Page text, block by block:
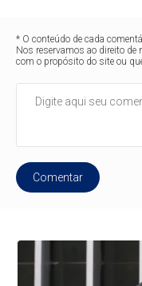
* O conteúdo de cada
Nos reservamos ao direito de
com o propósito do site ou
Comentar